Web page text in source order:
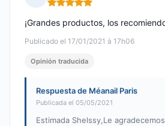
Nota: 5 de 5
Publicado el 17/01/2021 à 17h06
¡Grandes productos, los
Opinión traducida
Respuesta de Méanail Paris
Publicada el 05/05/2021
Estimada Shelssy,Le